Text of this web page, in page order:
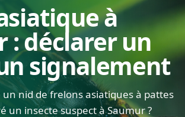
à
: déclarer un
signalement
nid de frelons asiatiques à pattes
un insecte suspect à Saumur ?